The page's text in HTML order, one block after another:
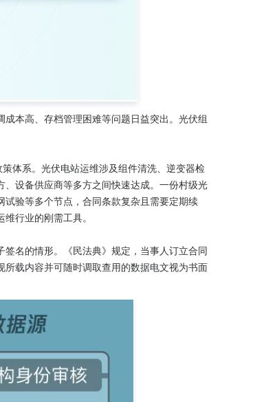
本高、存档管理困难等问题日益突出。光伏组
体系。光伏电站运维涉及组件清洗、逆变器检
设备供应商等多方之间快速达成。一份村级光
验等多个节点，合同条款复杂且需要定期续
行业的刚需工具。
名的情形。《民法典》规定，当事人订立合同
载内容并可随时调取查用的数据电文视为书面